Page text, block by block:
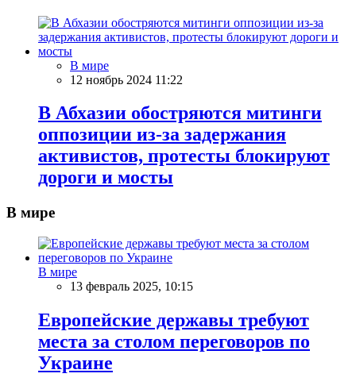
В мире
12 ноябрь 2024 11:22
В Абхазии обостряются митинги
оппозиции из-за задержания
активистов, протесты блокируют
дороги и мосты
В мире
В мире
13 февраль 2025, 10:15
Европейские державы требуют
места за столом переговоров по
Украине